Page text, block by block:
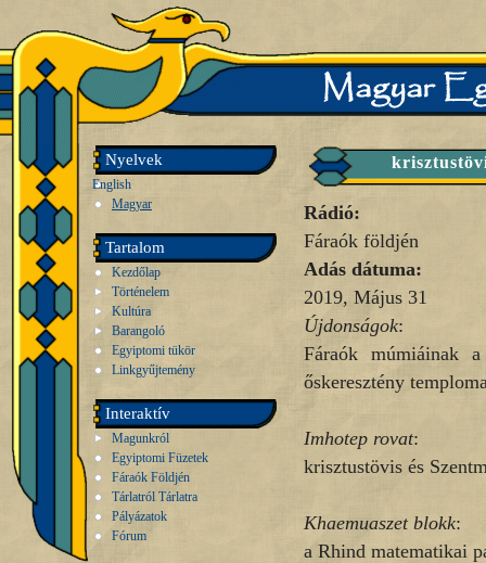
Nyelvek
English
Magyar
Tartalom
Kezdőlap
Történelem
Kultúra
Barangoló
Egyiptomi tükör
Linkgyűjtemény
Interaktív
Magunkról
Egyiptomi Füzetek
Fáraók Földjén
Tárlatról Tárlatra
Pályázatok
Fórum
Rádió:
Fáraók földjén
Adás dátuma:
2019, Május 31
Újdonságok:
Fáraók múmiáinak
őskeresztény
Imhotep rovat:
krisztustövis és
Khaemuaszet blokk:
a Rhind matematikai